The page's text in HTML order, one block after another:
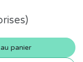
panier